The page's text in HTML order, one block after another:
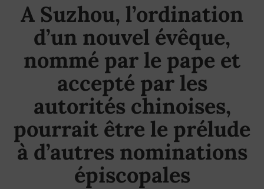
A Suzhou, l’ordination
d’un nouvel évêque,
nommé par le pape et
accepté par les
autorités chinoises,
pourrait être le prélude
à d’autres nominations
épiscopales